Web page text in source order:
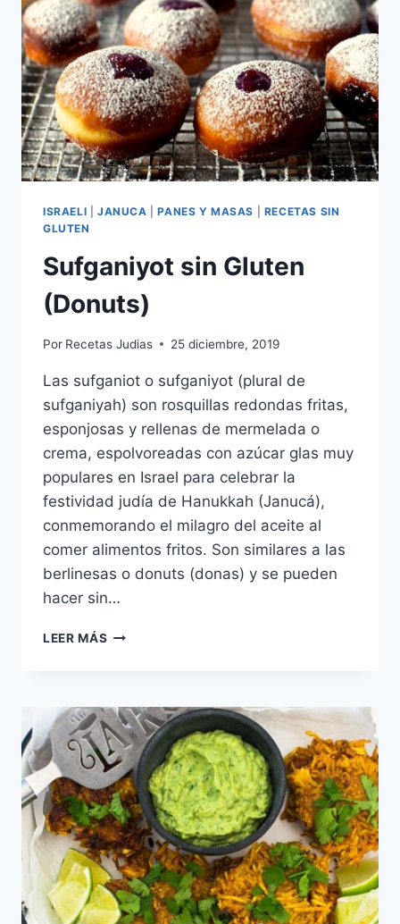
ISRAELI JANUCA |PANES Y MASAS
RECETAS SIN
GLUTEN
Sufganiyot sin Gluten
(Donuts)
Por Recetas Judias 25 diciembre, 2019
Las sufganiot o sufganiyot (plural de
sufganiyah) son rosquillas redondas fritas,
esponjosas y rellenas de mermelada o
crema, espolvoreadas con azúcar glas muy
populares en Israel para celebrar la
festividad judía de Hanukkah (Janucá),
conmemorando el milagro del aceite al
comer alimentos fritos. Son similares a las
berlinesas o donuts (donas) y se pueden
hacer sin…
LEER MÁS SUFGANIYOT